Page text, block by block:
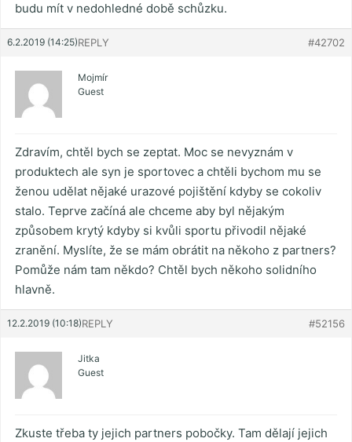
budu mít v nedohledné době schůzku.
6.2.2019 (14:25) #42702
REPLY
Mojmír
Guest
Zdravím, chtěl bych se zeptat. Moc se nevyznám v
produktech ale syn je sportovec a chtěli bychom mu se
ženou udělat nějaké urazové pojištění kdyby se cokoliv
stalo. Teprve začíná ale chceme aby byl nějakým
způsobem krytý kdyby si kvůli sportu přivodil nějaké
zranění. Myslíte, že se mám obrátit na někoho z partners?
Pomůže nám tam někdo? Chtěl bych někoho solidního
hlavně.
12.2.2019 (10:18) #52156
REPLY
Jitka
Guest
Zkuste třeba ty jejich partners pobočky. Tam dělají jejich